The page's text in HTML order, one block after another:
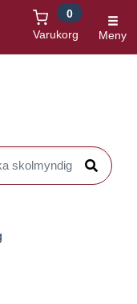
Varukorg
0
Meny
Sök